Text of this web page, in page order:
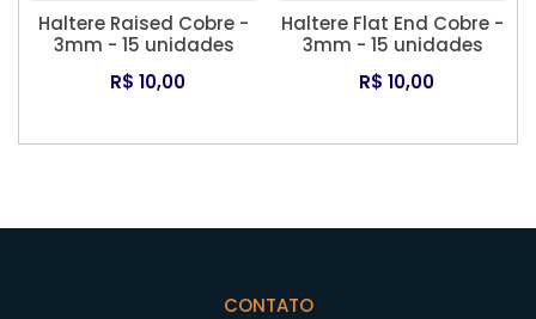
Haltere Raised Cobre -
3mm - 15 unidades
R$ 10,00
Haltere Flat End Cobre -
3mm - 15 unidades
R$ 10,00
CONTATO